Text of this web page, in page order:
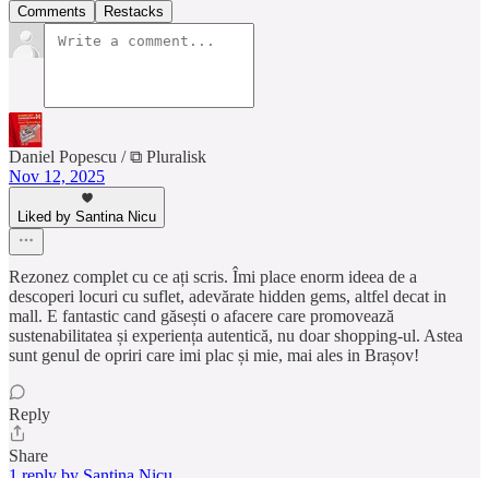
Comments Restacks
Daniel Popescu / ⧉ Pluralisk
Nov 12, 2025
Liked by Santina Nicu
Rezonez complet cu ce ați scris. Îmi place enorm ideea de a
descoperi locuri cu suflet, adevărate hidden gems, altfel decat in
mall. E fantastic cand găsești o afacere care promovează
sustenabilitatea și experiența autentică, nu doar shopping-ul. Astea
sunt genul de opriri care imi plac și mie, mai ales in Brașov!
Reply
Share